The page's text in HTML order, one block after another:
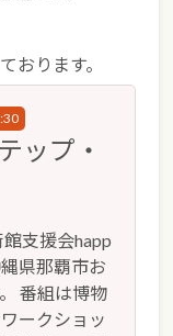
おります。
ップ・
支援会happ
県那覇市お
番組は博物
ークショッ